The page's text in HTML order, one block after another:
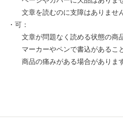
文章を読むのに支障はありません
・可：
文章が問題なく読める状態の商品
マーカーやペンで書込があること
商品の痛みがある場合があります